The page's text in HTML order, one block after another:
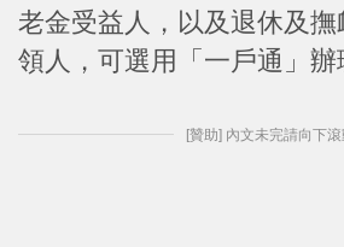
老金受益人，以及退休及
領人，可選用「一戶通」辦
[贊助] 內文未完請向下滾